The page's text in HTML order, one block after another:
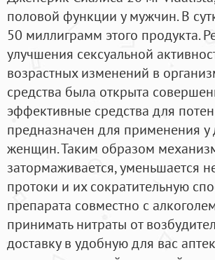
половой функции у мужчин. В
50 миллиграмм этого продукта.
улучшения сексуальной
возрастных изменений в
средства была открыта
эффективные средства для
предназначен для применения у
женщин. Таким образом
затормаживается, уменьшается
протоки и их сократительную
препарата совместно с
принимать нитраты от
доставку в удобную для вас